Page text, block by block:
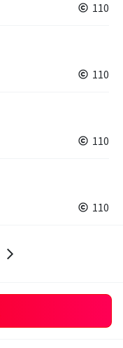
110
110
110
110